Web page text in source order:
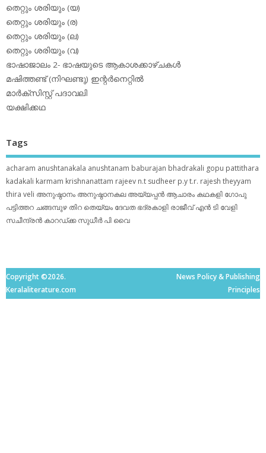
തെറ്റും ശരിയും (യ)
തെറ്റും ശരിയും (ര)
തെറ്റും ശരിയും (ല)
തെറ്റും ശരിയും (വ)
ഭാഷാജാലം 2- ഭാഷയുടെ ആകാശക്കാഴ്ചകള്‍
മഷിത്തണ്ട് (നിഘണ്ടു) ഇന്റര്‍നെറ്റില്‍
മാര്‍ക്‌സിസ്റ്റ് പദാവലി
യക്ഷിക്കഥ
Tags
acharam anushtanakala anushtanam baburajan bhadrakali gopu pattithara
kadakali karmam krishnanattam rajeev n.t sudheer p.yt.r. rajesh theyyam
thira veli അനുഷ്ഠാനം അനുഷ്ഠാനകല അയ്യപ്പന്‍ ആചാരം കഥകളി ഗോപു
പട്ടിത്തറ ചങ്ങമ്പുഴ തിറ തെയ്യം ദേവത ഭദ്രകാളി രാജീവ് എൻ ടി വേളി
സചീന്ദ്രന്‍ കാറഡ്ക്ക സുധീര്‍ പി വൈ
Copyright ©2026.
Keralaliterature.com
News Policy & Publishing
Principles